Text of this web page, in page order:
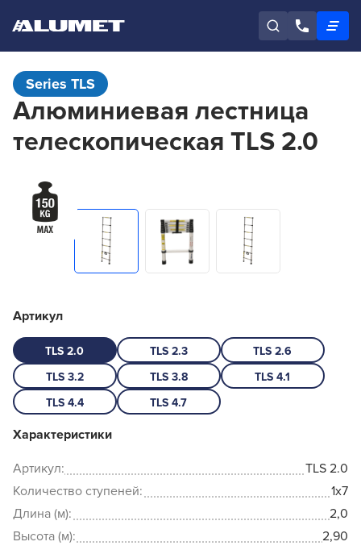
Series TLS
Алюминиевая лестница
телескопическая TLS 2.0
Артикул
TLS 2.0 TLS 2.3
TLS 2.6
TLS 3.2
TLS 3.8
TLS 4.1
TLS 4.4
TLS 4.7
Характеристики
Артикул:
TLS 2.0
Количество ступеней:
1x7
Длина (м):
2,0
Высота (м):
2,90